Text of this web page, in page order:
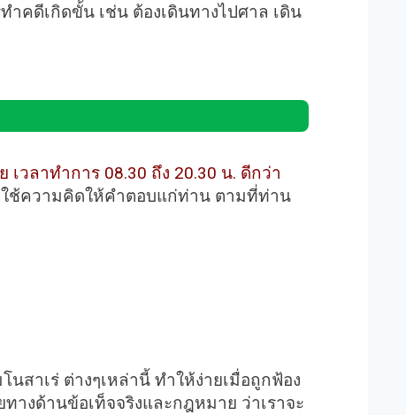
คดีเกิดขั้น เช่น ต้องเดินทางไปศาล เดิน
วลาทำการ 08.30 ถึง 20.30 น. ดีกว่า
ช้ความคิดให้คำตอบแก่ท่าน ตามที่ท่าน
สาเร่ ต่างๆเหล่านี้ ทำให้ง่ายเมื่อถูกฟ้อง
างด้านข้อเท็จจริงและกฎหมาย ว่าเราจะ